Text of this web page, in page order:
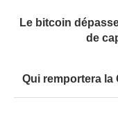
Le bitcoin
de
Qui remportera la